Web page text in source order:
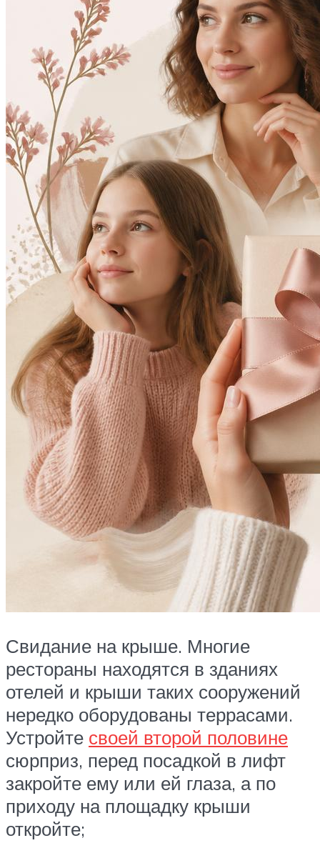
Свидание на крыше. Многие
рестораны находятся в зданиях
отелей и крыши таких сооружений
нередко оборудованы террасами.
Устройте своей второй половине
сюрприз, перед посадкой в лифт
закройте ему или ей глаза, а по
приходу на площадку крыши
откройте;